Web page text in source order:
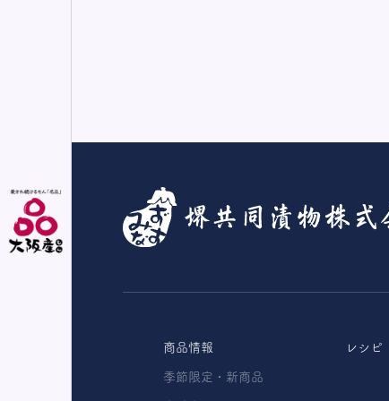
商品情報
季節限定・新商品
レシピ